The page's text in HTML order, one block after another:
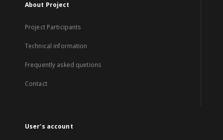
About Project
Project Participants
Technical information
Frequently asked quetions
Contact
User's account